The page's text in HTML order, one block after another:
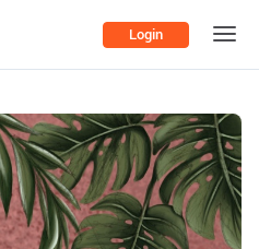
Login